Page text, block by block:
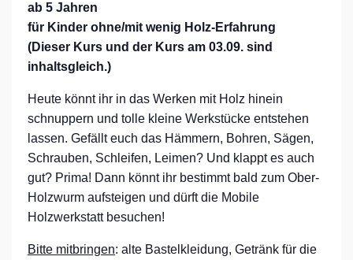
ab 5 Jahren
für Kinder ohne/mit wenig Holz-Erfahrung
(Dieser Kurs und der Kurs am 03.09. sind
inhaltsgleich.)
Heute könnt ihr in das Werken mit Holz hinein
schnuppern und tolle kleine Werkstücke entstehen
lassen. Gefällt euch das Hämmern, Bohren, Sägen,
Schrauben, Schleifen, Leimen? Und klappt es auch
gut? Prima! Dann könnt ihr bestimmt bald zum Ober-
Holzwurm aufsteigen und dürft die Mobile
Holzwerkstatt besuchen!
Bitte mitbringen: alte Bastelkleidung, Getränk für die